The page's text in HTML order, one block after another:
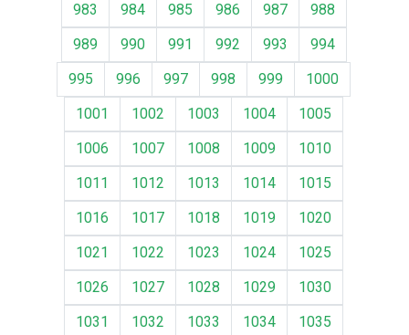
983
984 985 986 987
988
989
990 991 992 993
994
995
996 997 998 999
1000
1001
1002 1003 1004
1005
1006
1007 1008 1009
1010
1011
1012 1013 1014
1015
1016
1017 1018 1019
1020
1021
1022 1023 1024
1025
1026
1027 1028 1029
1030
1031
1032 1033 1034
1035